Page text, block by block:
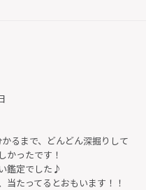
るまで、どんどん深掘りして
かったです！
鑑定でした♪
たってるとおもいます！！